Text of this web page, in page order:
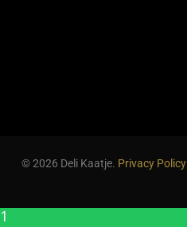
© 2026 Deli Kaatje. Privacy Policy
1